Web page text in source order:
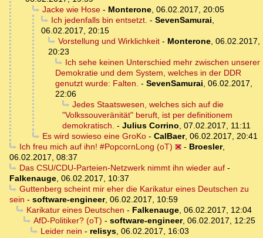
Jacke wie Hose- Monterone, 06.02.2017, 20:05
Ich jedenfalls bin entsetzt. - SevenSamurai,
06.02.2017, 20:15
Vorstellung und Wirklichkeit- Monterone, 06.02.2017,
20:23
Ich sehe keinen Unterschied mehr zwischen unserer
Demokratie und dem System, welches in der DDR
genutzt wurde: Falten. - SevenSamurai, 06.02.2017,
22:06
Jedes Staatswesen, welches sich auf die
"Volkssouveränität" beruft, ist per definitionem
demokratisch. - Julius Corrino, 07.02.2017, 11:11
Es wird sowieso eine GroKo- CalBaer, 06.02.2017, 20:41
Ich freu mich auf ihn! #PopcornLong (oT)
- Broesler,
06.02.2017, 08:37
Das CSU/CDU-Parteien-Netzwerk nimmt ihn wieder auf-
Falkenauge, 06.02.2017, 10:37
Guttenberg scheint mir eher die Karikatur eines Deutschen zu
sein - software-engineer, 06.02.2017, 10:59
Karikatur eines Deutschen - Falkenauge, 06.02.2017, 12:04
AfD-Politiker? (oT) - software-engineer, 06.02.2017, 12:25
Leider nein - relisys, 06.02.2017, 16:03